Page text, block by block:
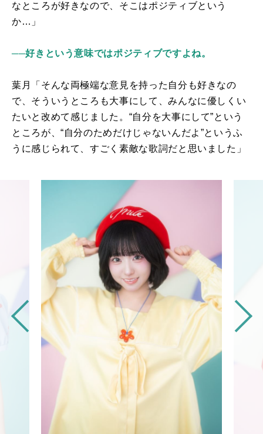
なところが好きなので、そこはポジティブという
か…」
──好きという意味ではポジティブですよね。
葉月「そんな両極端な意見を持った自分も好きなの
で、そういうところも大事にして、みんなに優しくい
たいと改めて感じました。“自分を大事にして”という
ところが、“自分のためだけじゃないんだよ”というふ
うに感じられて、すごく素敵な歌詞だと思いました」